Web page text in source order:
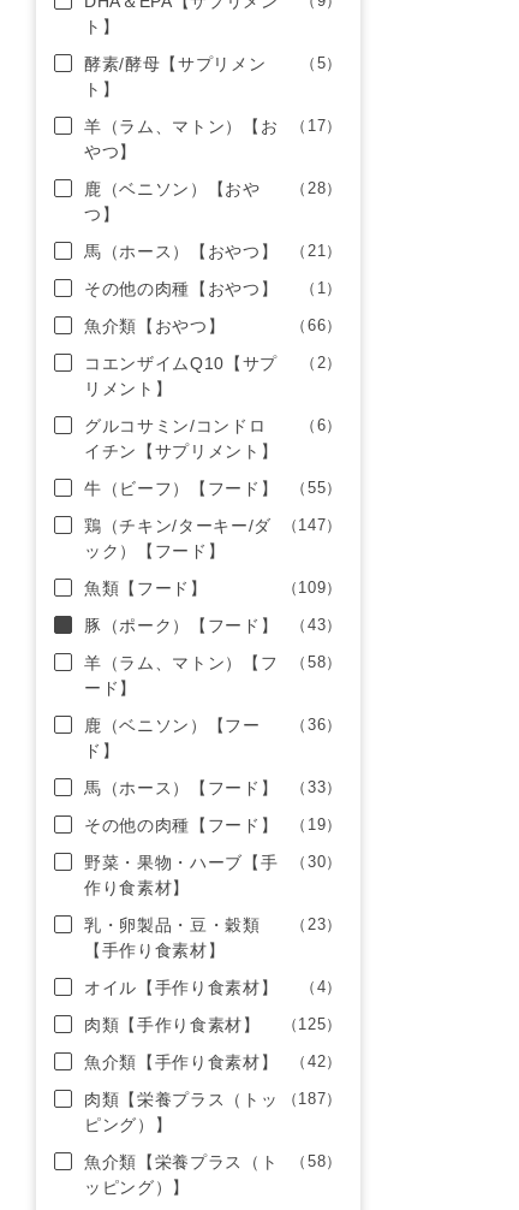
ト】
酵素/酵母【サプリメン
ト】
（5）
羊（ラム、マトン）【お
やつ】
（17）
鹿（ベニソン）【おや
つ】
（28）
馬（ホース）【おやつ】 （21）
その他の肉種【おやつ】 （1）
魚介類【おやつ】 （66）
コエンザイムQ10【サプ
リメント】
（2）
グルコサミン/コンドロ
イチン【サプリメント】
（6）
牛（ビーフ）【フード】 （55）
鶏（チキン/ターキー/ダ
ック）【フード】
（147）
魚類【フード】 （109）
豚（ポーク）【フード】 （43）
羊（ラム、マトン）【フ
ード】
（58）
鹿（ベニソン）【フー
ド】
（36）
馬（ホース）【フード】 （33）
その他の肉種【フード】 （19）
野菜・果物・ハーブ【手
作り食素材】
（30）
乳・卵製品・豆・穀類
【手作り食素材】
（23）
オイル【手作り食素材】 （4）
肉類【手作り食素材】 （125）
魚介類【手作り食素材】 （42）
肉類【栄養プラス（トッ
ピング）】
（187）
魚介類【栄養プラス（ト
ッピング）】
（58）